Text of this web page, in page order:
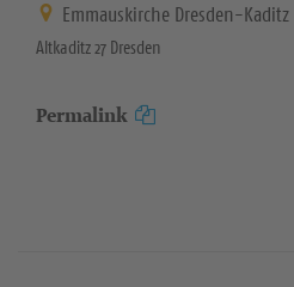
Emmauskirche Dresden-Kaditz
Altkaditz 27 Dresden
Permalink